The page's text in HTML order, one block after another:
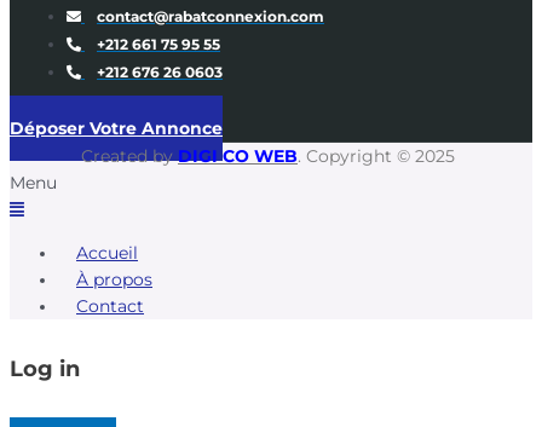
contact@rabatconnexion.com
+212 661 75 95 55
+212 676 26 0603
Déposer Votre Annonce
Created by DIGI CO WEB. Copyright © 2025
Menu
Accueil
À propos
Contact
Log in